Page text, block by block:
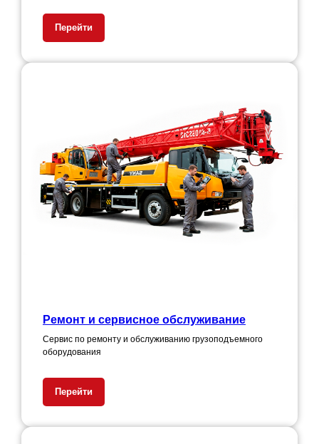
Перейти
Ремонт и сервисное обслуживание
Сервис по ремонту и обслуживанию грузоподъемного
оборудования
Перейти